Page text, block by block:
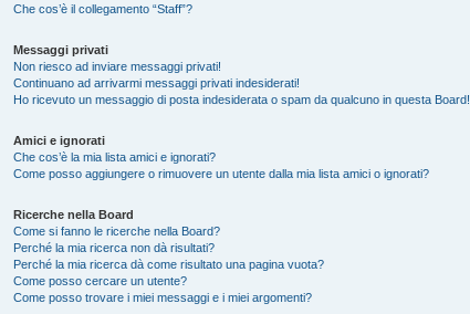
Che cos’è il collegamento “Staff”?
Messaggi privati
Non riesco ad inviare messaggi privati!
Continuano ad arrivarmi messaggi privati indesiderati!
Ho ricevuto un messaggio di posta indesiderata o spam da qualcuno in questa Board!
Amici e ignorati
Che cos’è la mia lista amici e ignorati?
Come posso aggiungere o rimuovere un utente dalla mia lista amici o ignorati?
Ricerche nella Board
Come si fanno le ricerche nella Board?
Perché la mia ricerca non dà risultati?
Perché la mia ricerca dà come risultato una pagina vuota?
Come posso cercare un utente?
Come posso trovare i miei messaggi e i miei argomenti?